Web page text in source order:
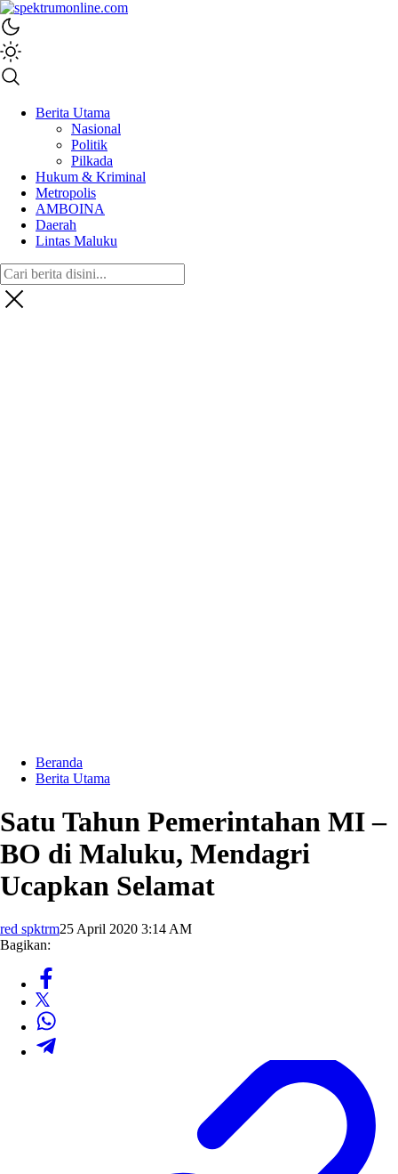
spektrumonline.com
Berita Utama
Nasional
Politik
Pilkada
Hukum & Kriminal
Metropolis
AMBOINA
Daerah
Lintas Maluku
Beranda
Berita Utama
Satu Tahun Pemerintahan MI –
BO di Maluku, Mendagri
Ucapkan Selamat
red spktrm25 April 2020 3:14 AM
Bagikan: